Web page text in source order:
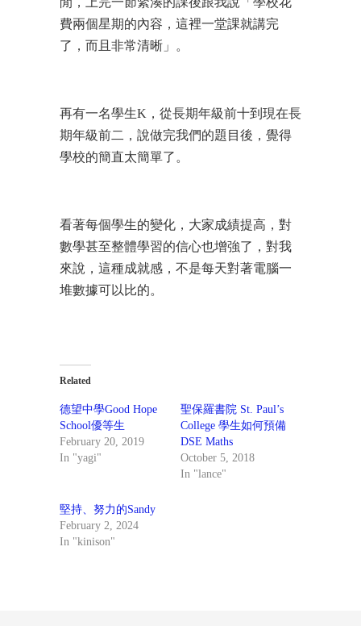
費兩個星期的內容，這裡一堂課就講完
了，而且非常清晰」。
再有一名學生K，從長期年級前十到現在長
期年級前二，說做完我們的題目後，覺得
學校的簡直太簡單了。
看著每個學生的變化，大家成績提高，對
數學甚至整體學習的信心也增強了，對我
來說，這種成就感，不是每天對著電腦一
堆數據可以比的。
Related
德望中學Good Hope
School優等生
February 20, 2019
In "yagi"
聖保羅書院 St. Paul’s
College 學生如何預備
DSE Maths
October 5, 2018
In "lance"
堅持、努力的Sandy
February 2, 2024
In "kinison"